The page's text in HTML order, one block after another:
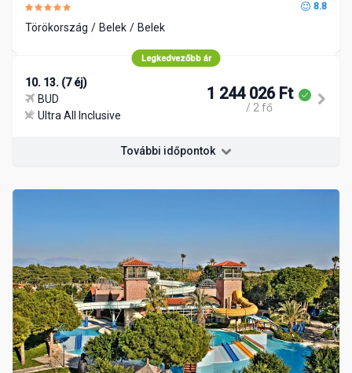
8.8
Törökország Belek Belek
Legkedvezőbb ár
10. 13. (7 éj)
BUD
Ultra All Inclusive
1 244 026 Ft
/ 2 fő
További időpontok